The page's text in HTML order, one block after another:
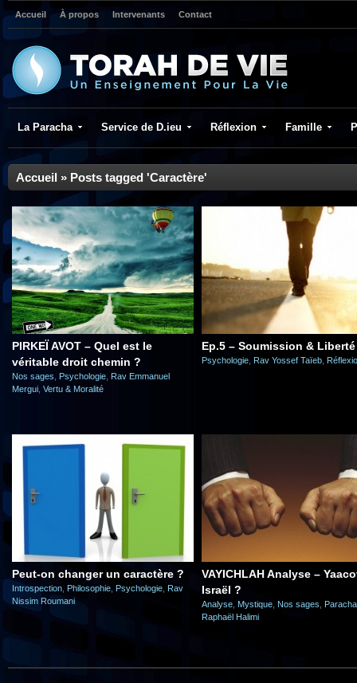
Accueil À propos Intervenants Contact
La Paracha Service de D.ieu Réflexion Famille
Accueil » Posts tagged 'Caractère'
PIRKEÏ AVOT – Quel est le
véritable droit chemin ?
Nos sages Psychologie Rav Emmanuel
Mergui Vertu & Moralité
Ep.5 – Soumission & Liberté
Psychologie Rav Yossef Taïeb
Peut-on changer un caractère ?
Introspection Philosophie Psychologie Rav
Nissim Roumani
VAYICHLAH Analyse –
Israël ?
Analyse Mystique Nos sages Paracha
Raphaël Halimi